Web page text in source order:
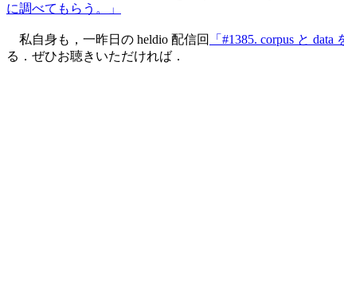
に調べてもらう。」
私自身も，一昨日の heldio 配信回 「#1385. corpus と
る．ぜひお聴きいただければ．